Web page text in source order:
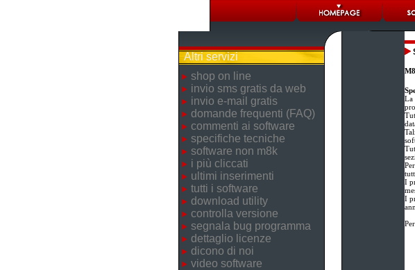
Altri servizi
shop on line
invio sms gratis da web
invio e-mail gratis
domande frequenti (FAQ)
commenti ai software
specifiche tecniche
software non m8k
i più cliccati
ultimi inserimenti
tutti i software
download utility
controlla versione
segnala bug programma
dettaglio licenze
dicono di noi
video software
La
I
I